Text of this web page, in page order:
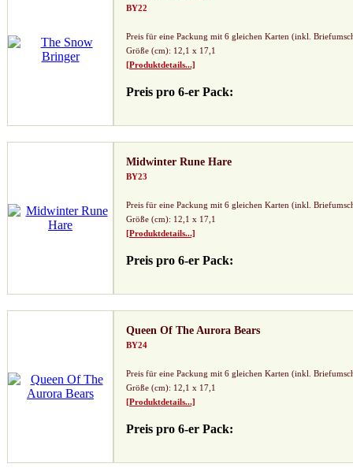
BY22
Preis für eine Packung mit 6 gleichen Karten (inkl.
Größe (cm): 12,1 x 17,1
[Produktdetails...]
Preis pro 6-er Pack:
Midwinter Rune Hare
BY23
Preis für eine Packung mit 6 gleichen Karten (inkl.
Größe (cm): 12,1 x 17,1
[Produktdetails...]
Preis pro 6-er Pack:
Queen Of The Aurora Bears
BY24
Preis für eine Packung mit 6 gleichen Karten (inkl.
Größe (cm): 12,1 x 17,1
[Produktdetails...]
Preis pro 6-er Pack: